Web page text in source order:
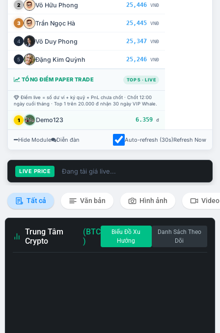
2 Võ Hữu Phong 25,446 VNĐ
3 Trần Ngọc Hà 25,445 VNĐ
4 Võ Duy Phong 25,347 VNĐ
5 Đặng Kim Quỳnh 25,246 VNĐ
TỔNG ĐIỂM PAPER TRADE TOP 5 · LIVE
Điểm live = số dư ví + ký quỹ + PnL chưa chốt · Chốt 12:00
ngày cuối tháng · Top 1 trên 20.000 đ nhận 30 ngày VIP Whale.
1 Demo123 6.359 đ
Hide Module Diễn đàn Auto-refresh (30s)Refresh Now
LIVE PRICE Đang tải giá live...
Tất cả Văn bản Hình ảnh Video
Trung Tâm
Crypto
(BTC
)
Biểu Đồ Xu
Hướng
Danh Sách Theo
Dõi